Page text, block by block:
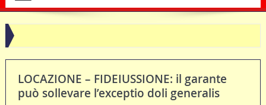
di conto corrente
LOCAZIONE – FIDEIUSSIONE: il garante
può sollevare l’exceptio doli generalis